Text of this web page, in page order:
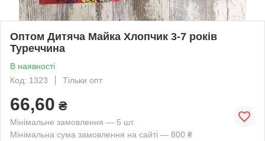
Оптом Дитяча Майка Хлопчик 3-7 років
Туреччина
В наявності
Код: 1323
Тільки опт
66,60 ₴
Мінімальне замовлення — 5 шт.
Мінімальна сума замовлення на сайті — 800 ₴